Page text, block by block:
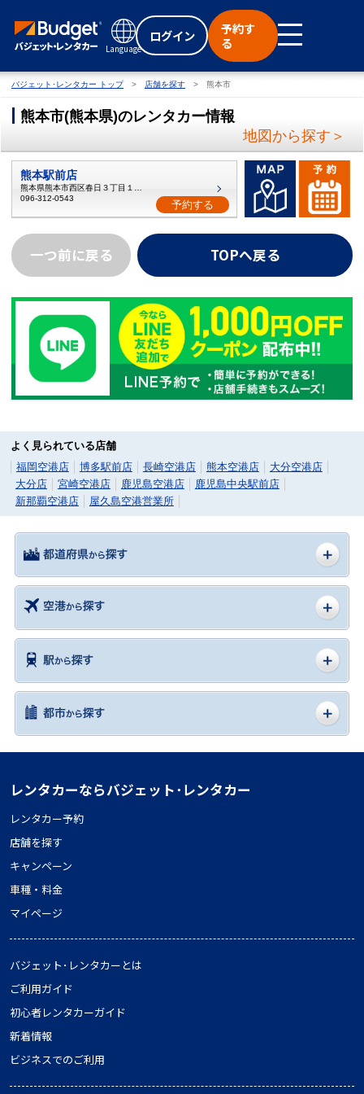
Language
ログイン
予約す
る
バジェット･レンタカー トップ 店舗を探す 熊本市
熊本市(熊本県)のレンタカー情報
地図から探す＞
熊本駅前店
096-312-0543
予約する
一つ前に戻る TOPへ戻る
よく見られている店舗
福岡空港店
博多駅前店 長崎空港店 熊本空港店
大分空港店
大分店
宮崎空港店 鹿児島空港店
鹿児島中央駅前店
新那覇空港店
屋久島空港営業所
レンタカーならバジェット･レンタカー
レンタカー予約
店舗を探す
キャンペーン
車種・料金
マイページ
バジェット･レンタカーとは
ご利用ガイド
初心者レンタカーガイド
新着情報
ビジネスでのご利用